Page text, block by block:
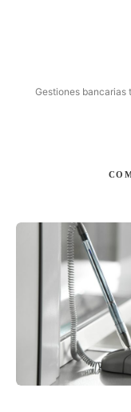
Gestiones bancarias